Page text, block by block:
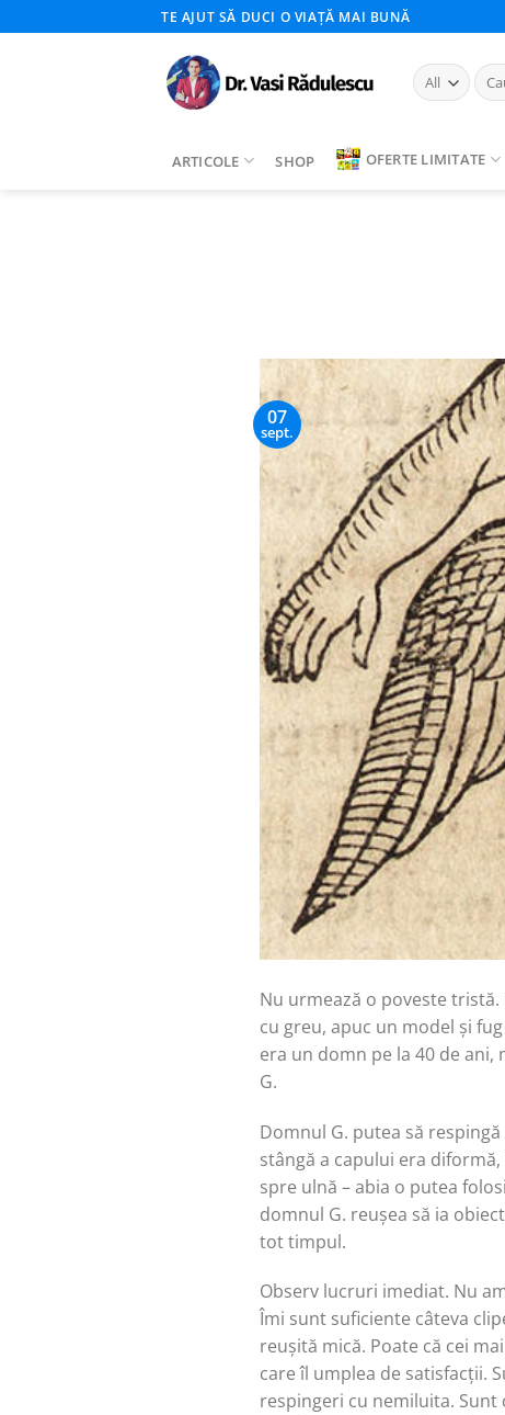
to
TE AJUT SĂ DUCI O VIAȚĂ MAI BUNĂ
Caută
după:
ARTICOLE SHOP OFERTE LIMITATE
07
sept.
Nu urmează o poveste
cu greu, apuc un model și
era un domn pe la 40 de
G.
Domnul G. putea să
stângă a capului era
spre ulnă – abia o putea
domnul G. reușea să ia
tot timpul.
Observ lucruri imediat. Nu
Îmi sunt suficiente câteva
reușită mică. Poate că cei
care îl umplea de satisfacții.
respingeri cu nemiluita. Sunt